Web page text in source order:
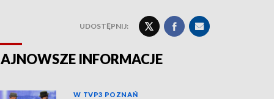
UDOSTĘPNIJ:
INFORMACJE
W TVP3 POZNAŃ